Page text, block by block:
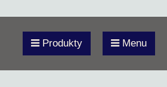
Produkty Menu